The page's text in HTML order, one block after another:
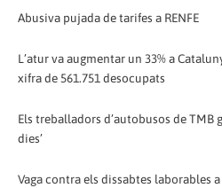
Abusiva pujada de tarifes a RENFE
L’atur va augmentar un 33% a
xifra de 561.751 desocupats
Els treballadors d’autobusos de TMB
dies’
Vaga contra els dissabtes laborables